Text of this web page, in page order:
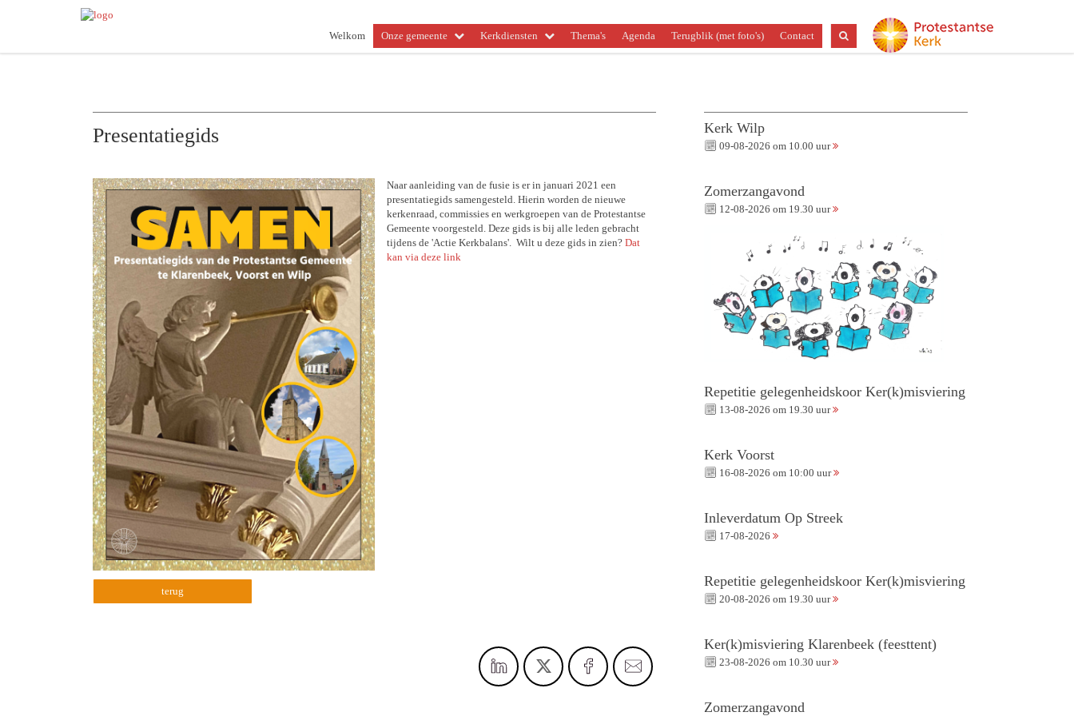
Welkom Onze gemeente Kerkdiensten Thema's Agenda Terugblik (met foto's) Contact
Presentatiegids
Naar aanleiding van de fusie is er in januari 2021 een
presentatiegids samengesteld. Hierin worden de nieuwe
kerkenraad, commissies en werkgroepen van de Protestantse
Gemeente voorgesteld. Deze gids is bij alle leden gebracht
tijdens de 'Actie Kerkbalans'. Wilt u deze gids in zien? Dat
kan via deze link
terug
Kerk Wilp
09-08-2026 om 10.00 uur
Zomerzangavond
12-08-2026 om 19.30 uur
Repetitie gelegenheidskoor Ker(k)misviering
13-08-2026 om 19.30 uur
Kerk Voorst
16-08-2026 om 10:00 uur
Inleverdatum Op Streek
17-08-2026
Repetitie gelegenheidskoor Ker(k)misviering
20-08-2026 om 19.30 uur
Ker(k)misviering Klarenbeek (feesttent)
23-08-2026 om 10.30 uur
Zomerzangavond